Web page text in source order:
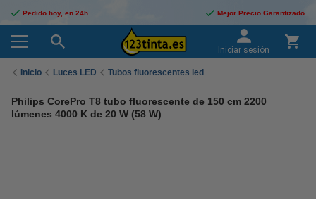
Pedido hoy, en 24h Mejor Precio Garantizado
Iniciar sesión
Inicio Luces LED Tubos fluorescentes led
Philips CorePro T8 tubo fluorescente de 150 cm 2200
lúmenes 4000 K de 20 W (58 W)